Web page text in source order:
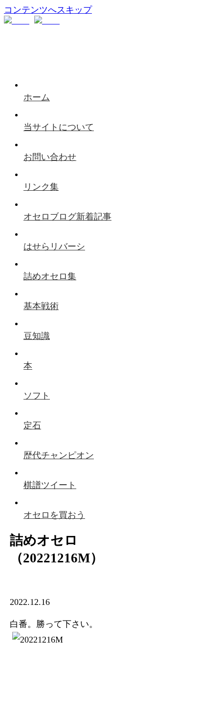
コンテンツへスキップ
ホーム
当サイトについて
お問い合わせ
リンク集
オセロブログ新着記事
はせらリバーシ
詰めオセロ集
基本戦術
豆知識
本
ソフト
定石
歴代チャンピオン
棋譜ツイート
オセロを買おう
詰めオセロ
（20221216M）
2022.12.16
白番。勝って下さい。